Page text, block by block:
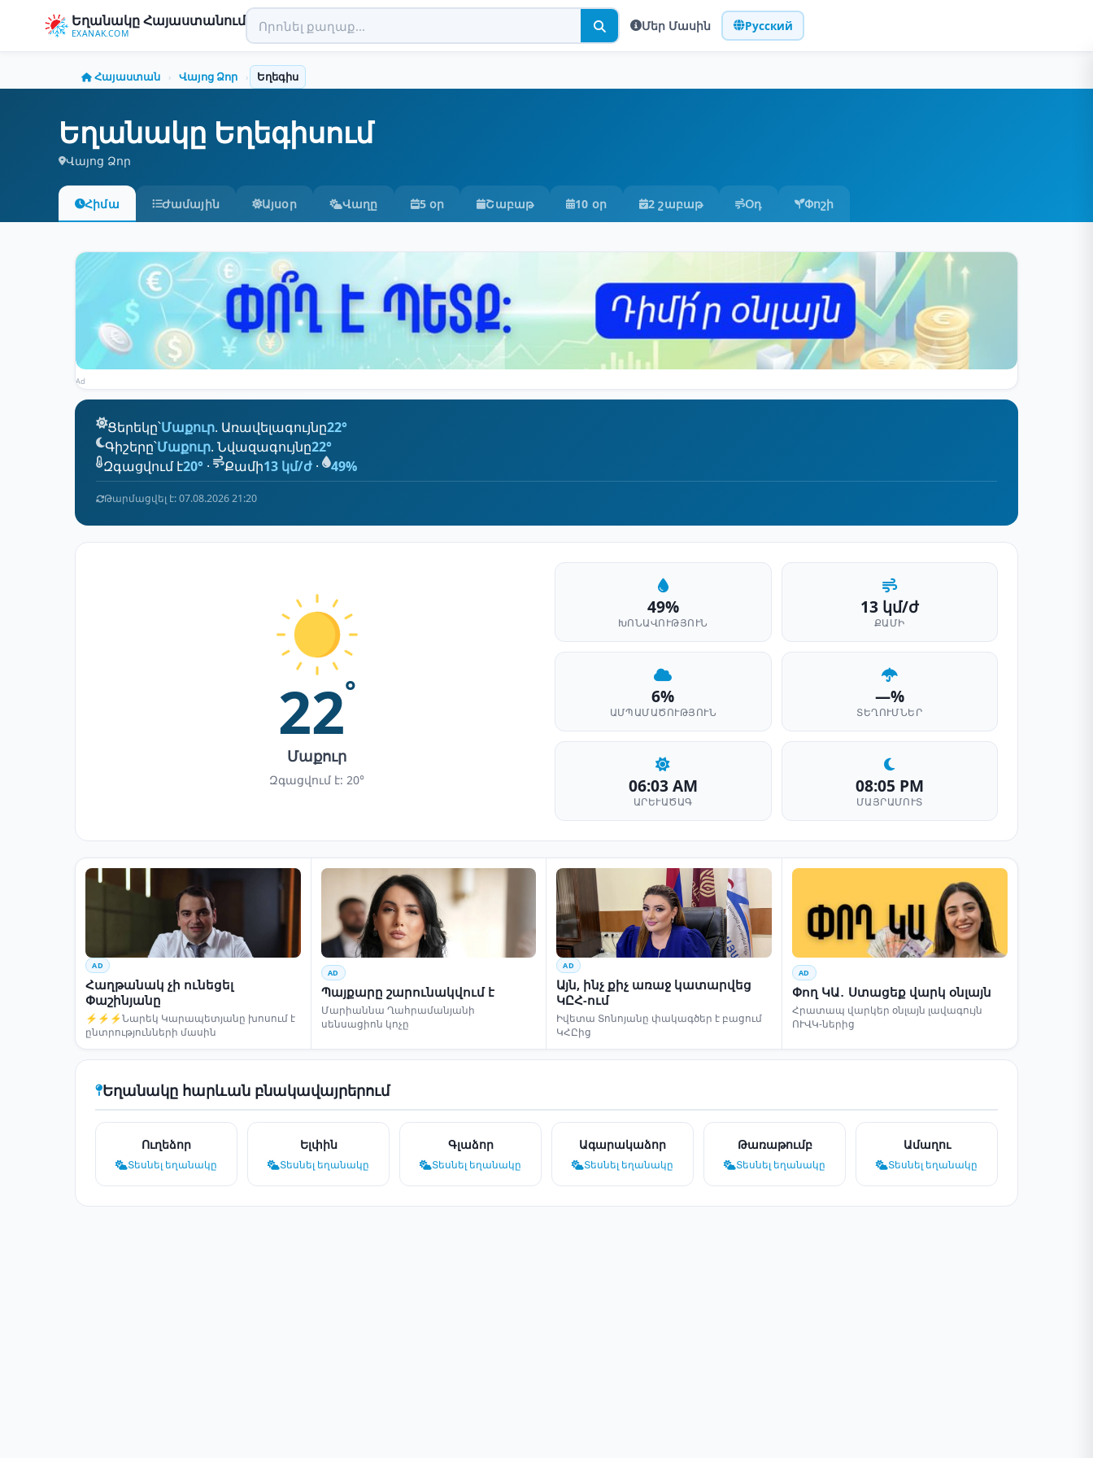
Եղանակը Հայաստանում
EXANAK.COM
Մեր Մասին Русский
Հայաստան › Վայոց Ձոր › Եղեգիս
Եղանակը Եղեգիսում
Վայոց Ձոր
Հիմա Ժամային Այսօր Վաղը 5 օր Շաբաթ 10 օր 2 շաբաթ Օդ Փոշի
Ad
Ցերեկը՝Մաքուր. Առավելագույնը22°
Գիշերը՝Մաքուր. Նվազագույնը22°
Զգացվում է20° · Քամի13 կմ/ժ · 49%
Թարմացվել է: 07.08.2026 21:20
22°
Մաքուր
Զգացվում է: 20°
49%
ԽՈՆԱՎՈՒԹՅՈՒՆ
13 կմ/ժ
ՔԱՄԻ
6%
ԱՄՊԱՄԱԾՈՒԹՅՈՒՆ
—%
ՏԵՂՈՒՄՆԵՐ
06:03 AM
ԱՐԵՒԱԾԱԳ
08:05 PM
ՄԱՅՐԱՄՈՒՏ
AD
Հաղթանակ չի ունեցել
Փաշինյանը
⚡⚡⚡Նարեկ Կարապետյանը խոսում է
ընտրությունների մասին
AD
Պայքարը շարունակվում է
Մարիաննա Ղահրամանյանի
սենսացիոն կոչը
AD
Այն, ինչ քիչ առաջ կատարվեց
ԿԸՀ-ում
Իվետա Տոնոյանը փակագծեր է բացում
ԿՀԸից
AD
Փող ԿԱ․ Ստացեք վարկ օնլայն
Հրատապ վարկեր օնլայն լավագույն
ՈՒՎԿ-ներից
Եղանակը հարևան բնակավայրերում
Ուղեձոր
Տեսնել եղանակը
Ելփին
Տեսնել եղանակը
Գլաձոր
Տեսնել եղանակը
Ագարակաձոր
Տեսնել եղանակը
Թառաթումբ
Տեսնել եղանակը
Ամաղու
Տեսնել եղանակը